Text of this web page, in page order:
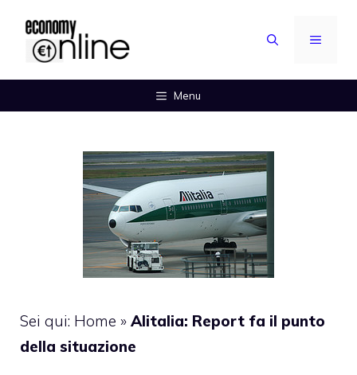
contenuto
MENU
Menu
Sei qui: Home » Alitalia: Report fa il punto
della situazione